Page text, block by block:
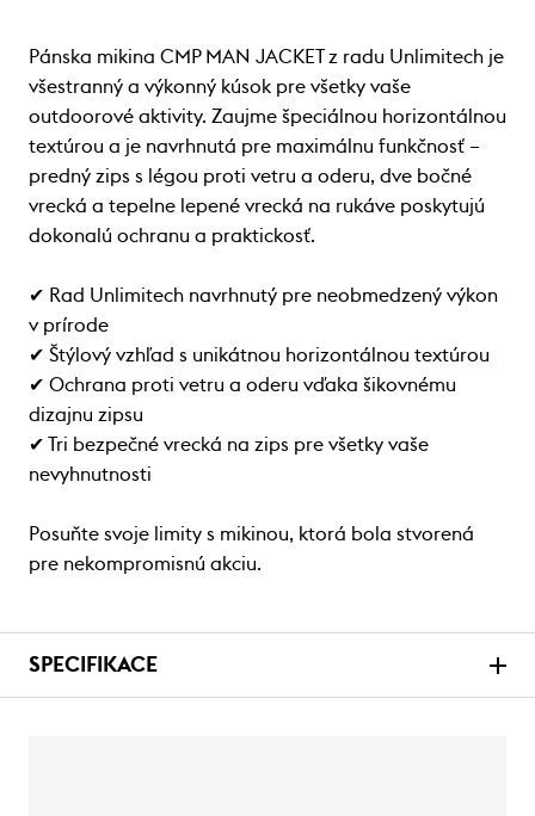
Pánska mikina CMP MAN JACKET z radu Unlimitech je
všestranný a výkonný kúsok pre všetky vaše
outdoorové aktivity. Zaujme špeciálnou horizontálnou
textúrou a je navrhnutá pre maximálnu funkčnosť –
predný zips s légou proti vetru a oderu, dve bočné
vrecká a tepelne lepené vrecká na rukáve poskytujú
dokonalú ochranu a praktickosť.
✔ Rad Unlimitech navrhnutý pre neobmedzený výkon
v prírode
✔ Štýlový vzhľad s unikátnou horizontálnou textúrou
✔ Ochrana proti vetru a oderu vďaka šikovnému
dizajnu zipsu
✔ Tri bezpečné vrecká na zips pre všetky vaše
nevyhnutnosti
Posuňte svoje limity s mikinou, ktorá bola stvorená
pre nekompromisnú akciu.
SPECIFIKACE